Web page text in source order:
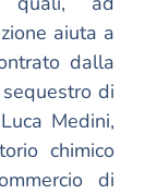
aiuta a
dalla
di
Medini,
chimico
di